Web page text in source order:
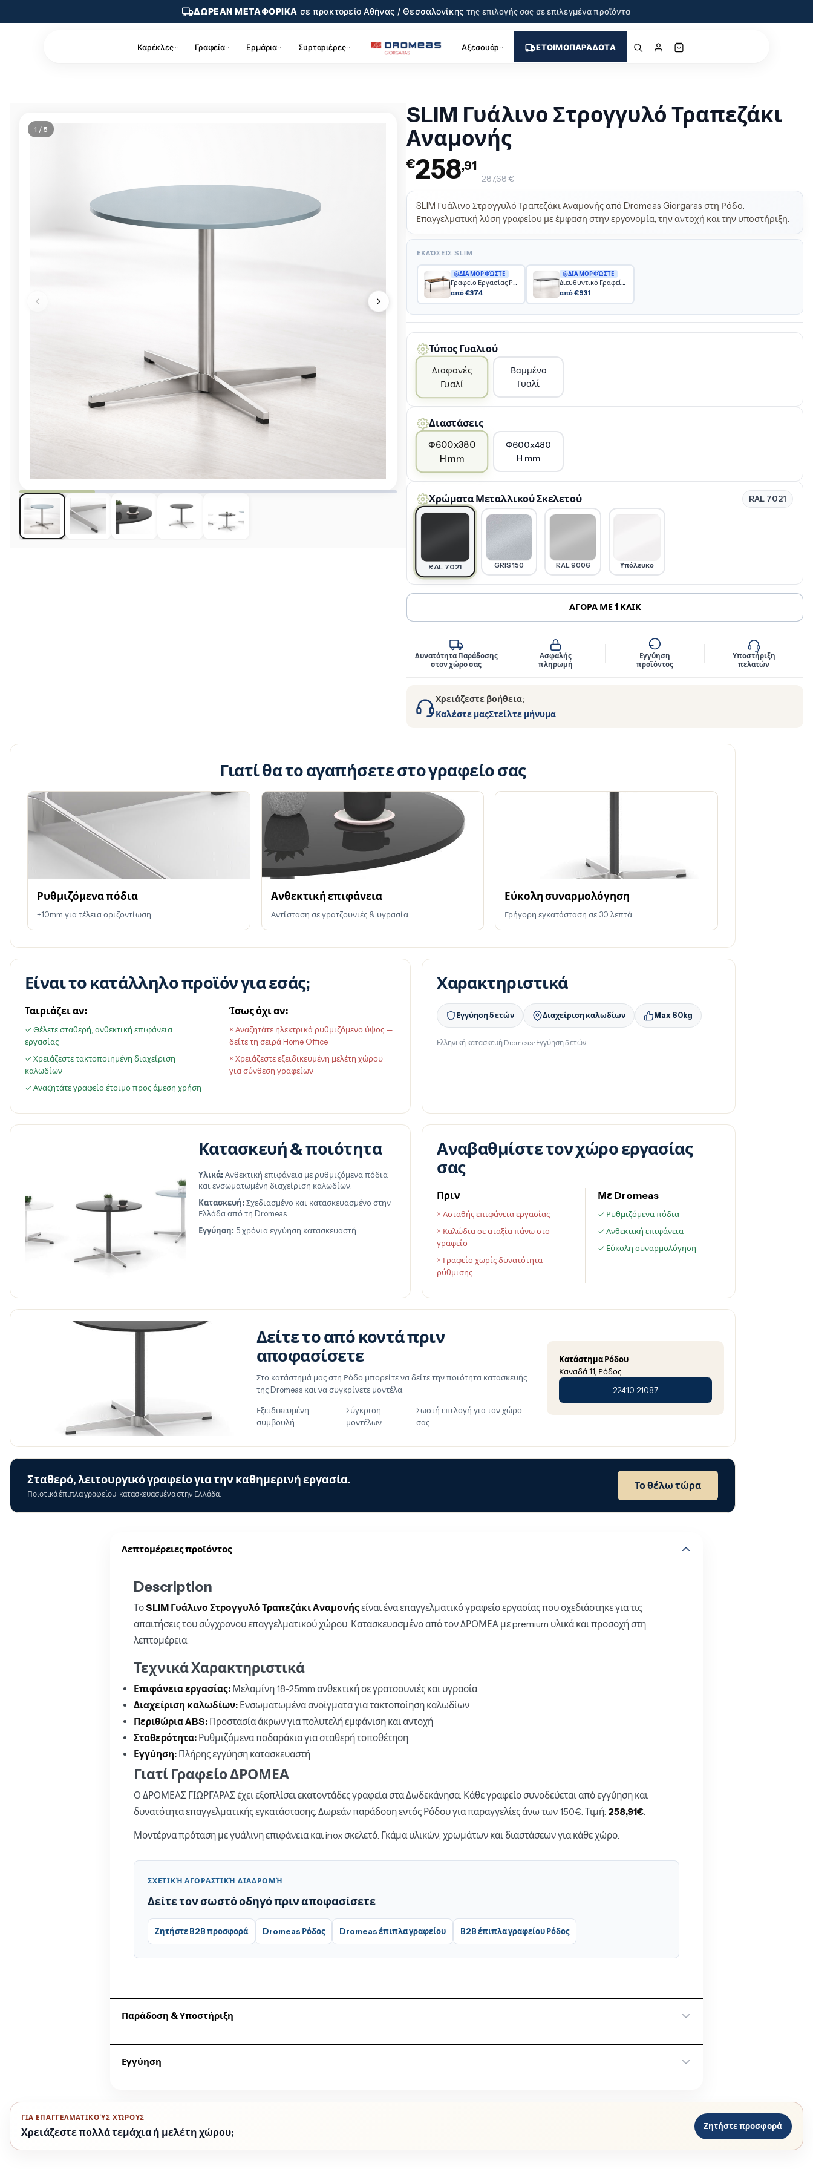
ΔΩΡΕΑΝ ΜΕΤΑΦΟΡΙΚΑ σε πρακτορείοΑθήνας / Θεσσαλονίκηςτης επιλογής σας σε επιλεγμένα προϊόντα
Καρέκλες Γραφεία Ερμάρια Συρταριέρες Αξεσουάρ ΕΤΟΙΜΟΠΑΡΆΔΟΤΑ
1 / 5
SLIM Γυάλινο Στρογγυλό Τραπεζάκι
Αναμονής
€258,91
287,68 €
SLIM Γυάλινο Στρογγυλό Τραπεζάκι Αναμονής από Dromeas Giorgaras στη Ρόδο.
Επαγγελματική λύση γραφείου με έμφαση στην εργονομία, την αντοχή και την υποστήριξη.
ΕΚΔΌΣΕΙΣ SLIM
ΔΙΑΜΟΡΦΏΣΤΕ
Γραφείο Εργασίας Ρυθμιζόμενου Ύψους Slim
από €374
ΔΙΑΜΟΡΦΏΣΤΕ
Διευθυντικό Γραφείο Slim
από €931
Τύπος Γυαλιού
Διαφανές
Γυαλί
Βαμμένο
Γυαλί
Διαστάσεις
Φ600x380
H mm
Φ600x480
H mm
Χρώματα Μεταλλικού Σκελετού RAL 7021
RAL 7021 GRIS 150 RAL 9006 Υπόλευκο
ΑΓΟΡΑ ΜΕ 1 ΚΛΙΚ
Δυνατότητα Παράδοσης
στον χώρο σας
Ασφαλής
πληρωμή
Εγγύηση
προϊόντος
Υποστήριξη
πελατών
Χρειάζεστε βοήθεια;
Καλέστε μαςΣτείλτε μήνυμα
Γιατί θα το αγαπήσετε στο γραφείο σας
Ρυθμιζόμενα πόδια
±10mm για τέλεια οριζοντίωση
Ανθεκτική επιφάνεια
Αντίσταση σε γρατζουνιές & υγρασία
Εύκολη συναρμολόγηση
Γρήγορη εγκατάσταση σε 30 λεπτά
Είναι το κατάλληλο προϊόν για εσάς;
Ταιριάζει αν:
✓ Θέλετε σταθερή, ανθεκτική επιφάνεια
εργασίας
✓ Χρειάζεστε τακτοποιημένη διαχείριση
καλωδίων
✓ Αναζητάτε γραφείο έτοιμο προς άμεση χρήση
Ίσως όχι αν:
× Αναζητάτε ηλεκτρικά ρυθμιζόμενο ύψος —
δείτε τη σειρά Home Office
× Χρειάζεστε εξειδικευμένη μελέτη χώρου
για σύνθεση γραφείων
Χαρακτηριστικά
Εγγύηση 5 ετών Διαχείριση καλωδίων Max 60kg
Ελληνική κατασκευή Dromeas · Εγγύηση 5 ετών
Κατασκευή & ποιότητα
Υλικά: Ανθεκτική επιφάνεια με ρυθμιζόμενα πόδια
και ενσωματωμένη διαχείριση καλωδίων.
Κατασκευή: Σχεδιασμένο και κατασκευασμένο στην
Ελλάδα από τη Dromeas.
Εγγύηση: 5 χρόνια εγγύηση κατασκευαστή.
Αναβαθμίστε τον χώρο εργασίας
σας
Πριν
× Ασταθής επιφάνεια εργασίας
× Καλώδια σε αταξία πάνω στο
γραφείο
× Γραφείο χωρίς δυνατότητα
ρύθμισης
Με Dromeas
✓ Ρυθμιζόμενα πόδια
✓ Ανθεκτική επιφάνεια
✓ Εύκολη συναρμολόγηση
Δείτε το από κοντά πριν
αποφασίσετε
Στο κατάστημά μας στη Ρόδο μπορείτε να δείτε την ποιότητα κατασκευής
της Dromeas και να συγκρίνετε μοντέλα.
Εξειδικευμένη
συμβουλή
Σύγκριση
μοντέλων
Σωστή επιλογή για τον χώρο
σας
Κατάστημα Ρόδου
Καναδά 11, Ρόδος
22410 21087
Σταθερό, λειτουργικό γραφείο για την καθημερινή εργασία.
Ποιοτικά έπιπλα γραφείου, κατασκευασμένα στην Ελλάδα.
Το θέλω τώρα
Λεπτομέρειες προϊόντος
Description
ΤοSLIM Γυάλινο Στρογγυλό Τραπεζάκι Αναμονήςείναι ένα επαγγελματικό γραφείο εργασίας που σχεδιάστηκε για τις
απαιτήσεις του σύγχρονου επαγγελματικού χώρου. Κατασκευασμένο από τον ΔΡΟΜΕΑ με premium υλικά και προσοχή στη
λεπτομέρεια.
Τεχνικά Χαρακτηριστικά
Επιφάνεια εργασίας: Μελαμίνη 18-25mm ανθεκτική σε γρατσουνιές και υγρασία
Διαχείριση καλωδίων: Ενσωματωμένα ανοίγματα για τακτοποίηση καλωδίων
Περιθώρια ABS: Προστασία άκρων για πολυτελή εμφάνιση και αντοχή
Σταθερότητα: Ρυθμιζόμενα ποδαράκια για σταθερή τοποθέτηση
Εγγύηση: Πλήρης εγγύηση κατασκευαστή
Γιατί Γραφείο ΔΡΟΜΕΑ
Ο ΔΡΟΜΕΑΣ ΓΙΩΡΓΑΡΑΣ έχει εξοπλίσει εκατοντάδες γραφεία στα Δωδεκάνησα. Κάθε γραφείο συνοδεύεται από εγγύηση και
δυνατότητα επαγγελματικής εγκατάστασης. Δωρεάν παράδοση εντός Ρόδου για παραγγελίες άνω των 150€. Τιμή: 258,91€.
Μοντέρνα πρόταση με γυάλινη επιφάνεια και inox σκελετό. Γκάμα υλικών, χρωμάτων και διαστάσεων για κάθε χώρο.
ΣΧΕΤΙΚΉ ΑΓΟΡΑΣΤΙΚΉ ΔΙΑΔΡΟΜΉ
Δείτε τον σωστό οδηγό πριν αποφασίσετε
Ζητήστε B2B προσφορά Dromeas Ρόδος Dromeas έπιπλα γραφείου B2B έπιπλα γραφείου Ρόδος
Παράδοση & Υποστήριξη
Εγγύηση
info@dromeasrho.gr
ΓΙΑ ΕΠΑΓΓΕΛΜΑΤΙΚΟΎΣ ΧΏΡΟΥΣ
Χρειάζεστε πολλά τεμάχια ή μελέτη χώρου;
Ζητήστε προσφορά